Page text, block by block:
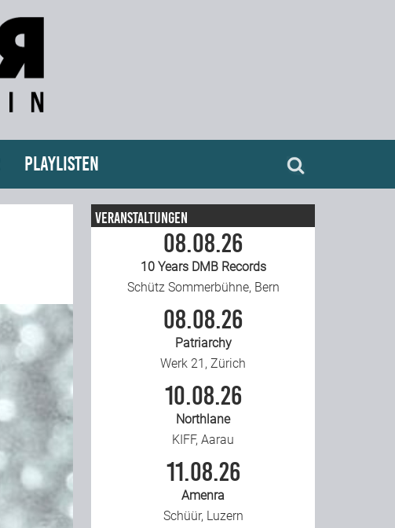
Playlisten
Veranstaltungen
08.08.26
10 Years DMB Records
Schütz Sommerbühne, Bern
08.08.26
Patriarchy
Werk 21, Zürich
10.08.26
Northlane
KIFF, Aarau
11.08.26
Amenra
Schüür, Luzern